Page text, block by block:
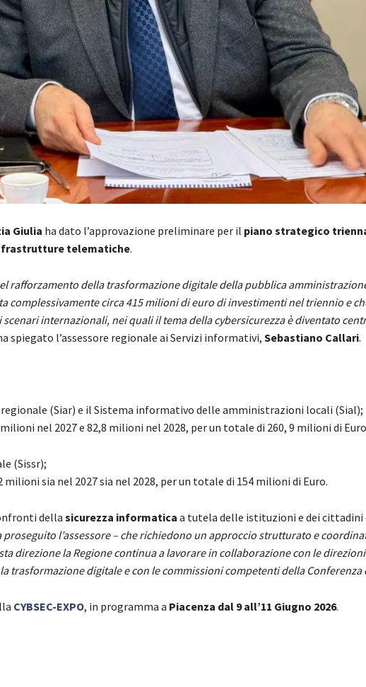
Giulia ha dato l’approvazione preliminare per il piano strategico
telematiche.
rafforzamento della trasformazione digitale della pubblica
complessivamente circa 415 milioni di euro di investimenti nel triennio e
internazionali, nei quali il tema della cybersicurezza è diventato
spiegato l’assessore regionale ai Servizi informativi, Sebastiano Callari.
(Siar) e il Sistema informativo delle amministrazioni locali (Sial);
nel 2027 e 82,8 milioni nel 2028, per un totale di 260, 9 milioni di
(Sissr);
sia nel 2027 sia nel 2028, per un totale di 154 milioni di Euro.
della sicurezza informatica a tutela delle istituzioni e dei cittadini
proseguito l’assessore – che richiedono un approccio strutturato e
direzione la Regione continua a lavorare in collaborazione con le
trasformazione digitale e con le commissioni competenti della Conferenza
CYBSEC-EXPO, in programma a Piacenza dal 9 all’11 Giugno 2026.